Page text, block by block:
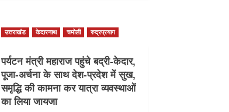
उत्तराखंड केदारनाथ चमोली रुद्रप्रयाग
पर्यटन मंत्री महाराज पहुंचे बद्री-केदार,
पूजा-अर्चना के साथ देश-प्रदेश में सुख,
समृद्धि की कामना कर यात्रा व्यवस्थाओं
का लिया जायजा